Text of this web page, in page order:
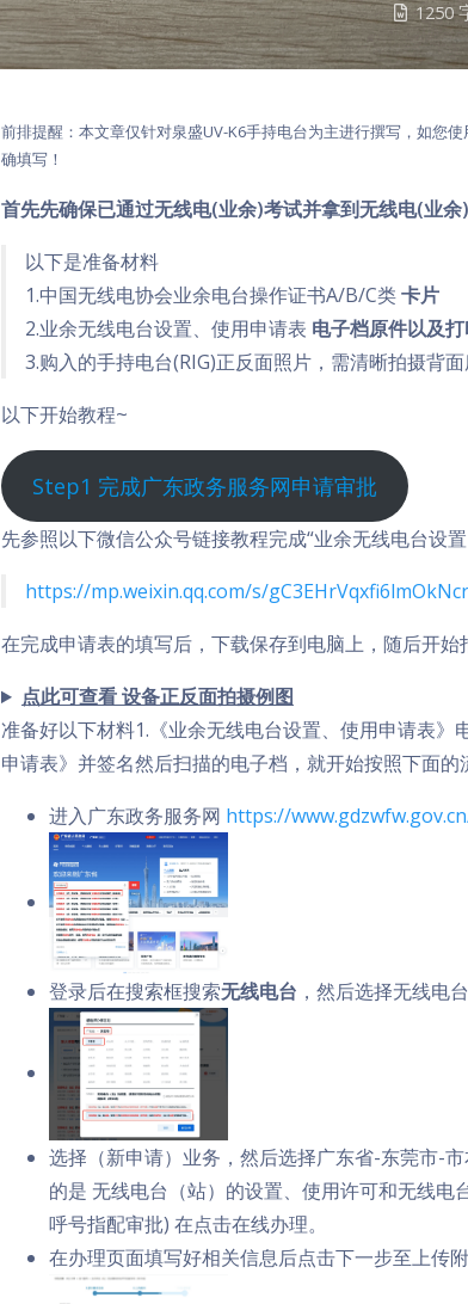
1250
前排提醒：本文章仅针对泉盛UV-K6手持电台为主进行撰写，如您
确填写！
首先先确保已通过无线电(业余)考试并拿到无线电(业余
以下是准备材料
1.中国无线电协会业余电台操作证书A/B/C类卡片
2.业余无线电台设置、使用申请表 电子档原件以及
3.购入的手持电台(RIG)正反面照片，需清晰拍摄背
以下开始教程~
Step1 完成广东政务服务网申请审批
先参照以下微信公众号链接教程完成“业余无线电台设
https://mp.weixin.qq.com/s/
在完成申请表的填写后，下载保存到电脑上，随后开
点此可查看 设备正反面拍摄例图
准备好以下材料1.《业余无线电台设置、使用申请表
申请表》并签名然后扫描的电子档，就开始按照下面的
进入广东政务服务网 https://
登录后在搜索框搜索无线电台 ，然后选择无线电
选择（新申请）业务，然后选择广东省-东莞市-
的是 无线电台（站）的设置、使用许可和无线
呼号指配审批) 在点击在线办理。
在办理页面填写好相关信息后点击下一步至上传